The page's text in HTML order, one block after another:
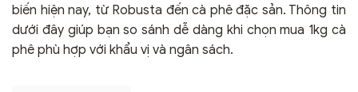
biến hiện nay, từ Robusta đến cà phê đặc sản. Thông tin
dưới đây giúp bạn so sánh dễ dàng khi chọn mua 1kg cà
phê phù hợp với khẩu vị và ngân sách.